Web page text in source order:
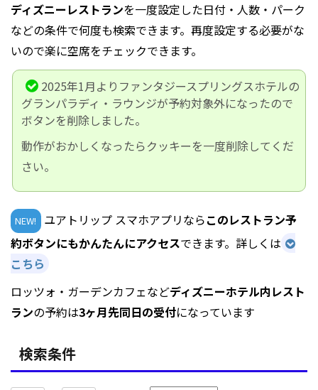
ディズニーレストランを一度設定した日付・人数・パーク
などの条件で何度も検索できます。再度設定する必要がな
いので楽に空席をチェックできます。
2025年1月よりファンタジースプリングスホテルの
グランパラディ・ラウンジが予約対象外になったので
ボタンを削除しました。
動作がおかしくなったらクッキーを一度削除してくだ
さい。
NEW! ユアトリップ スマホアプリならこのレストラン予
約ボタンにもかんたんにアクセスできます。詳しくは
こちら
ロッツォ・ガーデンカフェなどディズニーホテル内レスト
ランの予約は3ヶ月先同日の受付になっています
検索条件